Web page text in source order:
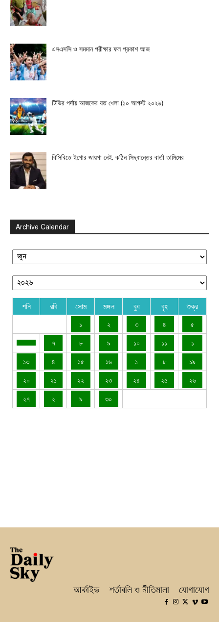
এসএসসি ও সমমান পরীক্ষার ফল প্রকাশ আজ
টিভির পর্দায় আজকের যত খেলা (১০ আগস্ট ২০২৬)
বিসিবিতে ইগোর জায়গা নেই, কঠিন সিদ্ধান্তের বার্তা তামিমের
Archive Calendar
শনি রবি সোম মঙ্গল বুধ বৃহ শুক্র
১ ২ ৩ ৪
৫
৭
৮ ৯ ১০ ১১
১
১৩
৪ ১৫ ১৬ ১ ৮
১৯
২০
২১ ২২ ২৩ ২৪ ২৫
২৬
২৭
২ ৯ ৩০
আর্কাইভ শর্তাবলি ও নীতিমালা যোগাযোগ